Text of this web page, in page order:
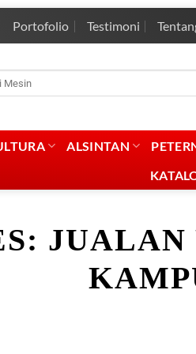
Portofolio Testimoni
ALSINTAN
JUALAN